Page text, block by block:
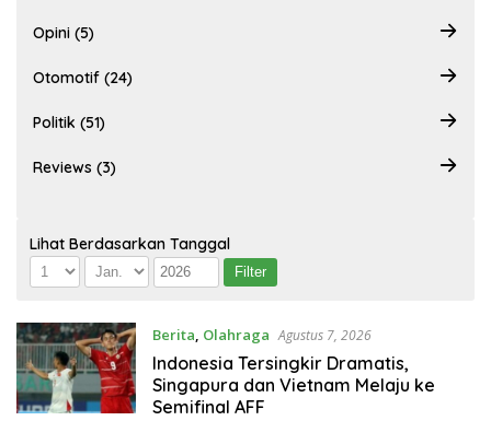
Opini (5)
Otomotif (24)
Politik (51)
Reviews (3)
Lihat Berdasarkan Tanggal
Berita, Olahraga Agustus 7, 2026
Indonesia Tersingkir Dramatis,
Singapura dan Vietnam Melaju ke
Semifinal AFF